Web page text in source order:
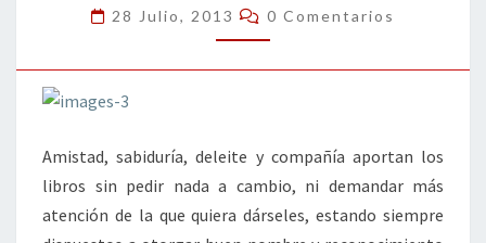
28 Julio, 2013 Comentarios
0 Comentarios
Amistad, sabiduría, deleite y compañía aportan los
libros sin pedir nada a cambio, ni demandar más
atención de la que quiera dárseles, estando siempre